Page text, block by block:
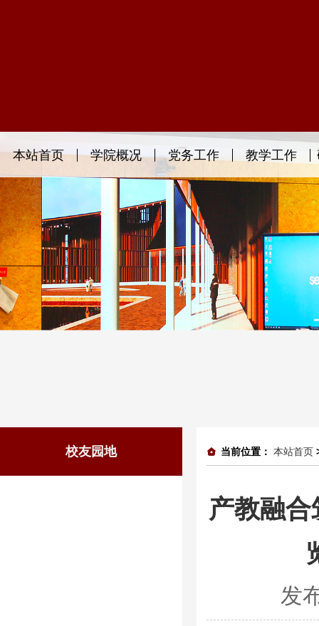
本站首页 学院概况 党务工作 教学工作
校友园地 当前位置： 本站首页
产教融
发